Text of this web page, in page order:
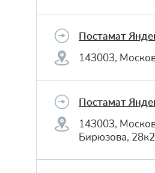
Постамат
143003,
Постамат
143003,
Бирюзова, 28к2